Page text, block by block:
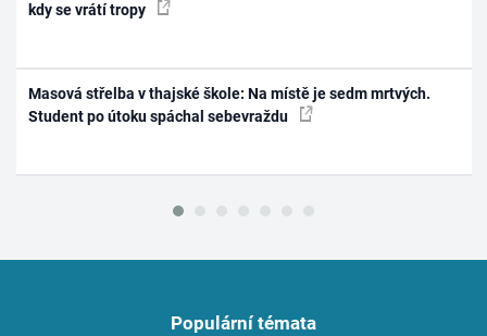
kdy se vrátí tropy
Masová střelba v thajské škole: Na místě je sedm mrtvých.
Student po útoku spáchal sebevraždu
Populární témata